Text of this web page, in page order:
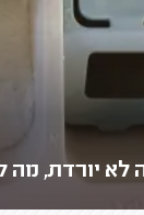
לא יורדת, מה